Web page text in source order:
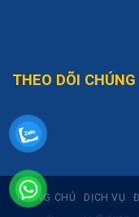
THEO DÕI
TRANG CHỦ DỊCH VỤ